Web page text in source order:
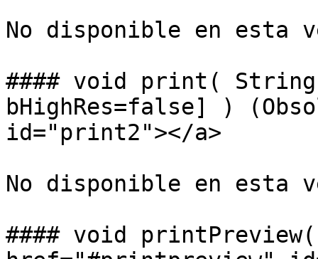
No disponible en esta
#### void print( String
bHighRes=false] )
id="print2"></a>
No disponible en esta
#### void